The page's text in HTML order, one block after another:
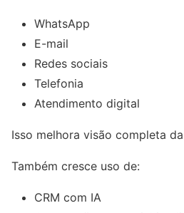
WhatsApp
E-mail
Redes sociais
Telefonia
Atendimento digital
Isso melhora visão completa
Também cresce uso de:
CRM com IA